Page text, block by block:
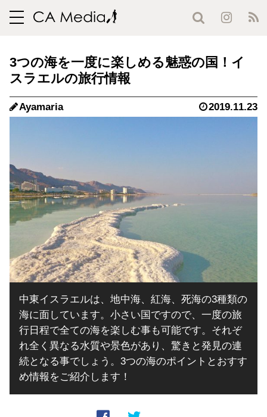
toggle
3つの海を一度に楽しめる魅惑の国！イ
スラエルの旅行情報
Ayamaria 2019.11.23
中東イスラエルは、地中海、紅海、死海の3種類の
海に面しています。小さい国ですので、一度の旅
行日程で全ての海を楽しむ事も可能です。それぞ
れ全く異なる水質や景色があり、驚きと発見の連
続となる事でしょう。3つの海のポイントとおすす
め情報をご紹介します！